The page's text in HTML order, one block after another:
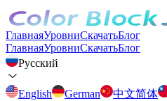
ГлавнаяУровниСкачатьБлог
ГлавнаяУровниСкачатьБлог
Русский
English German 中文简体